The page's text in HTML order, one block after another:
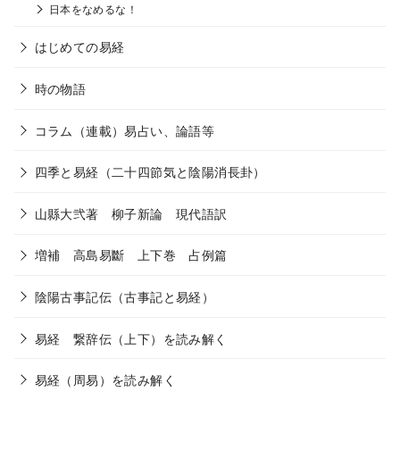
日本をなめるな！
はじめての易経
時の物語
コラム（連載）易占い、論語等
四季と易経（二十四節気と陰陽消長卦）
山縣大弐著 柳子新論 現代語訳
増補 高島易斷 上下巻 占例篇
陰陽古事記伝（古事記と易経）
易経 繋辞伝（上下）を読み解く
易経（周易）を読み解く